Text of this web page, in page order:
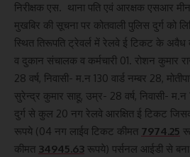
निरीक्षक एस. थाना पति एवं आरक्षक एसआर
मुखबिर की सूचना पर कोतवाली पुलिस दुर्ग को
स्थित तिरूपति ट्रेवर्ल में रेलवे ई टिकट के अवैध
व दुकान संचालक व कर्मचारी 01. रोशन कुमार
28 वर्ष, निवासी- म.न 130 वार्ड नम्बर 28,
सुरेन्द्र कुमार साहू, उम्र- 28 वर्ष, निवासी-
दुर्ग से कुल 20 नग रेलवे आरक्षित ई टिकट
रूपये (04 नग लाईव टिकट कीमत 7974.25
कीमत 34945.63 रूपये) पर्सनल आईडी से